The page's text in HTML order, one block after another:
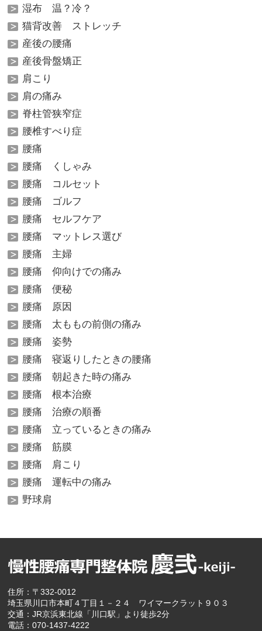
湿布 温？冷？
猫背改善 ストレッチ
産後の腰痛
産後骨盤矯正
肩こり
肩の痛み
脊柱管狭窄症
腰椎すべり症
腰痛
腰痛 くしゃみ
腰痛 コルセット
腰痛 ゴルフ
腰痛 セルフケア
腰痛 マットレス選び
腰痛 主婦
腰痛 仰向けでの痛み
腰痛 便秘
腰痛 原因
腰痛 太ももの前側の痛み
腰痛 姿勢
腰痛 寝返りしたときの腰痛
腰痛 朝起きた時の痛み
腰痛 根本治療
腰痛 治療の順番
腰痛 立っているときの痛み
腰痛 筋膜
腰痛 肩こり
腰痛 運転中の痛み
野球肩
住所：〒332-0012
埼玉県川口市本町４丁目１－２４ ワイマークラット９０３
交通：JR京浜東北線「川口駅」より徒歩2分
電話：070-1437-4222